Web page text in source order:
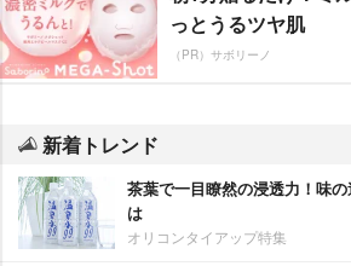
っとうるツヤ肌
（PR）サボリーノ
新着トレンド
茶葉で一目瞭然の浸透力！味
は
オリコンタイアップ特集